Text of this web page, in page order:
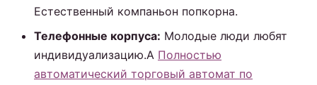
Естественный компаньон попкорна.
Телефонные корпуса: Молодые люди любят
индивидуализацию.А Полностью
автоматический торговый автомат по